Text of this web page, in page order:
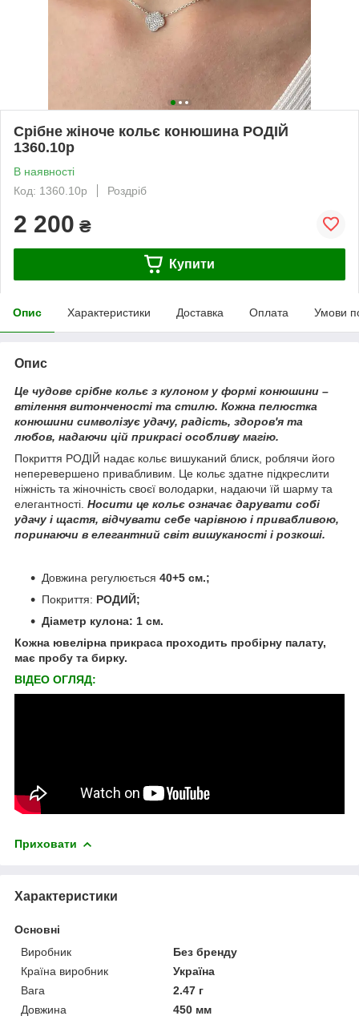
Срібне жіноче кольє конюшина РОДІЙ
1360.10р
В наявності
Код: 1360.10р
Роздріб
2 200 ₴
Купити
Опис Характеристики Доставка Оплата Умови
Опис
Це чудове срібне кольє з кулоном у формі конюшини –
втілення витонченості та стилю. Кожна пелюстка
конюшини символізує удачу, радість, здоров'я та
любов, надаючи цій прикрасі особливу магію.
Покриття РОДІЙ надає кольє вишуканий блиск, роблячи його
неперевершено привабливим. Це кольє здатне підкреслити
ніжність та жіночність своєї володарки, надаючи їй шарму та
елегантності. Носити це кольє означає дарувати собі
удачу і щастя, відчувати себе чарівною і привабливою,
поринаючи в елегантний світ вишуканості і розкоші.
Довжина регулюється 40+5 см.;
Покриття: РОДИЙ;
Діаметр кулона: 1 см.
Кожна ювелірна прикраса проходить пробірну палату,
має пробу та бирку.
ВІДЕО ОГЛЯД:
Приховати
Характеристики
Основні
Виробник
Без бренду
Країна виробник
Україна
Вага
2.47 г
Довжина
450 мм